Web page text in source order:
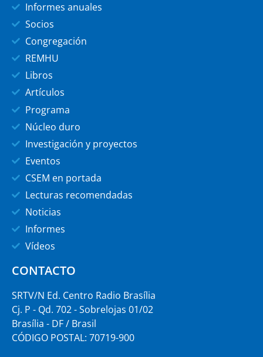
Informes anuales
Socios
Congregación
REMHU
Libros
Artículos
Programa
Núcleo duro
Investigación y proyectos
Eventos
CSEM en portada
Lecturas recomendadas
Noticias
Informes
Vídeos
CONTACTO
SRTV/N Ed. Centro Radio Brasília
Cj. P - Qd. 702 - Sobrelojas 01/02
Brasília - DF / Brasil
CÓDIGO POSTAL: 70719-900